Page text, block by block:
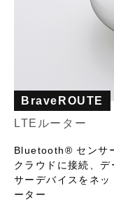
BraveROUTE
LTEルーター
Bluetooth®︎ センサ
クラウドに接続、
サーデバイスをネ
ーター